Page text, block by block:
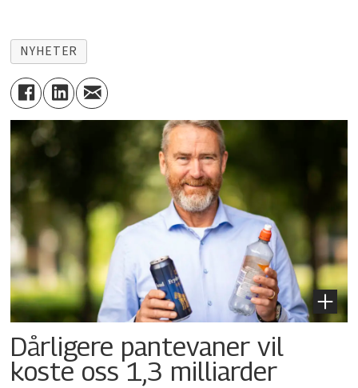
NYHETER
Dårligere pantevaner vil
koste oss 1,3 milliarder